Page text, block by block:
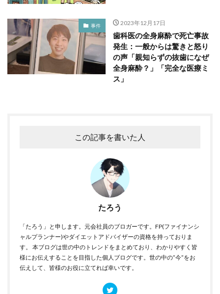
事件 2023年12月17日
歯科医の全身麻酔で死亡事故
発生：一般からは驚きと怒り
の声「親知らずの抜歯になぜ
全身麻酔？」「完全な医療ミ
ス」
この記事を書いた人
たろう
「たろう」と申します。元会社員のブロガーです。FP(ファイナンシ
ャルプランナー)やダイエットアドバイザーの資格を持っておりま
す。 本ブログは世の中のトレンドをまとめており、わかりやすく皆
様にお伝えすることを目指した個人ブログです。世の中の”今”をお
伝えして、皆様のお役に立てれば幸いです。